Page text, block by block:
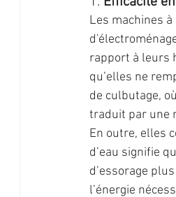
Les machines
rapport à leurs
qu’elles ne
de culbutage,
traduit par une
En outre, elles
d’eau signifie
d’essorage
l’énergie